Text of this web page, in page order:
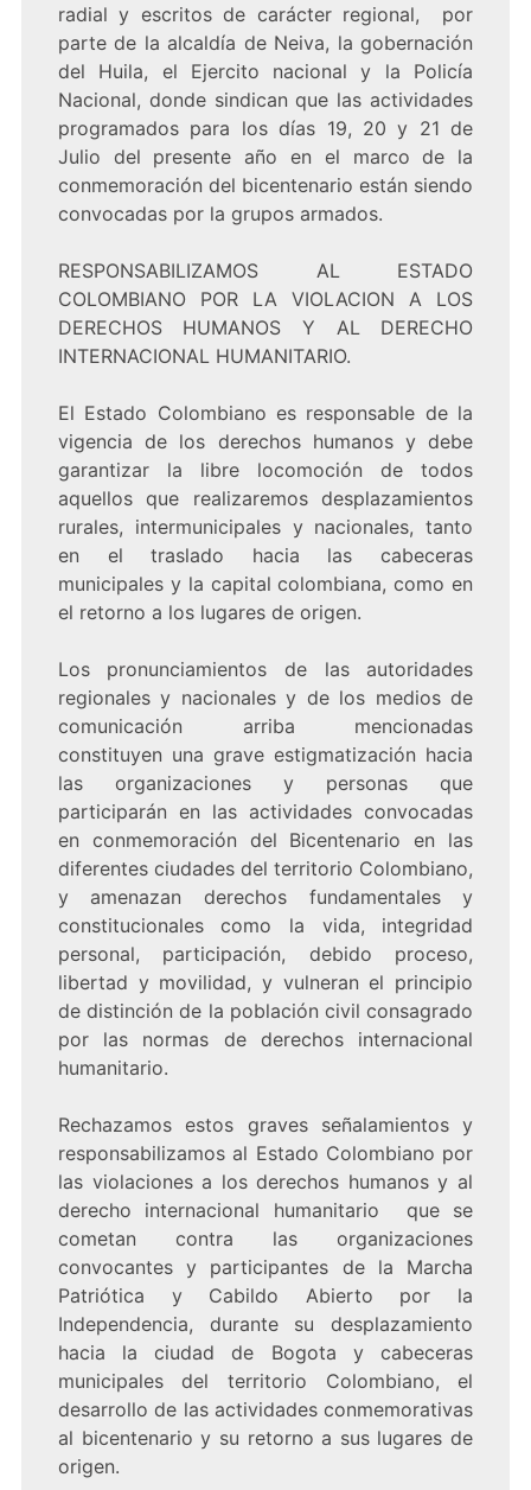
radial y escritos de carácter regional, por
parte de la alcaldía de Neiva, la gobernación
del Huila, el Ejercito nacional y la Policía
Nacional, donde sindican que las actividades
programados para los días 19, 20 y 21 de
Julio del presente año en el marco de la
conmemoración del bicentenario están siendo
convocadas por la grupos armados.
RESPONSABILIZAMOS AL ESTADO
COLOMBIANO POR LA VIOLACION A LOS
DERECHOS HUMANOS Y AL DERECHO
INTERNACIONAL HUMANITARIO.
El Estado Colombiano es responsable de la
vigencia de los derechos humanos y debe
garantizar la libre locomoción de todos
aquellos que realizaremos desplazamientos
rurales, intermunicipales y nacionales, tanto
en el traslado hacia las cabeceras
municipales y la capital colombiana, como en
el retorno a los lugares de origen.
Los pronunciamientos de las autoridades
regionales y nacionales y de los medios de
comunicación arriba mencionadas
constituyen una grave estigmatización hacia
las organizaciones y personas que
participarán en las actividades convocadas
en conmemoración del Bicentenario en las
diferentes ciudades del territorio Colombiano,
y amenazan derechos fundamentales y
constitucionales como la vida, integridad
personal, participación, debido proceso,
libertad y movilidad, y vulneran el principio
de distinción de la población civil consagrado
por las normas de derechos internacional
humanitario.
Rechazamos estos graves señalamientos y
responsabilizamos al Estado Colombiano por
las violaciones a los derechos humanos y al
derecho internacional humanitario que se
cometan contra las organizaciones
convocantes y participantes de la Marcha
Patriótica y Cabildo Abierto por la
Independencia, durante su desplazamiento
hacia la ciudad de Bogota y cabeceras
municipales del territorio Colombiano, el
desarrollo de las actividades conmemorativas
al bicentenario y su retorno a sus lugares de
origen.